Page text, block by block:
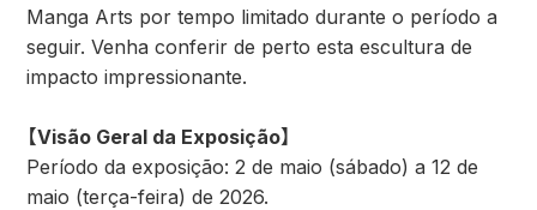
Manga Arts por tempo limitado durante o período a
seguir. Venha conferir de perto esta escultura de
impacto impressionante.
【Visão Geral da Exposição】
Período da exposição: 2 de maio (sábado) a 12 de
maio (terça-feira) de 2026.